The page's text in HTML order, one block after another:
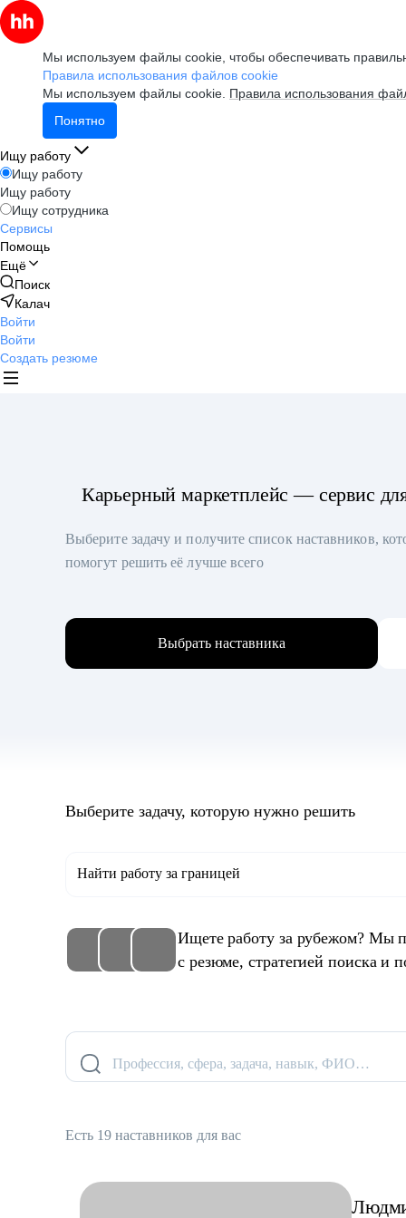
Мы используем файлы cookie, чтобы обеспечивать
Правила использования файлов cookie
Мы используем файлы cookie. Правила использования
Понятно
Ищу работу
Ищу работу
Ищу работу
Ищу сотрудника
Сервисы
Помощь
Ещё
Поиск
Калач
Войти
Войти
Создать резюме
Карьерный маркетплейс — сервис
Выберите задачу и получите список наставников,
помогут решить её лучше всего
Выбрать наставника
Выберите задачу, которую нужно решить
Найти работу за границей
Ищете работу за рубежом? Мы
с резюме, стратегией поиска и
Профессия, сфера, задача, навык, ФИО…
Есть 19 наставников для вас